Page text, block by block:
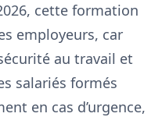
cette formation
employeurs, car
au travail et
salariés formés
en cas d’urgence,